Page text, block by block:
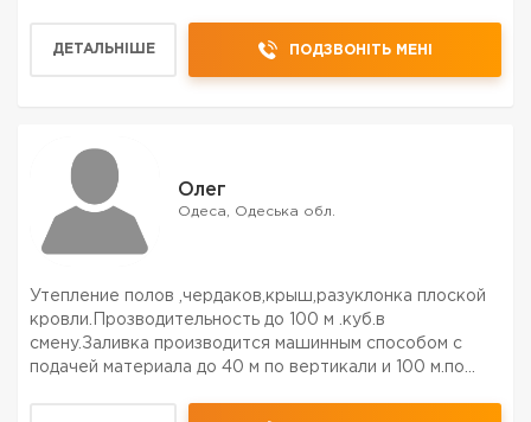
ДЕТАЛЬНІШЕ ПОДЗВОНІТЬ МЕНІ
Олег
Одеса, Одеська обл.
Утепление полов ,чердаков,крыш,разуклонка плоской
кровли.Прозводительность до 100 м .куб.в
смену.Заливка производится машинным способом с
подачей материала до 40 м по вертикали и 100 м.по